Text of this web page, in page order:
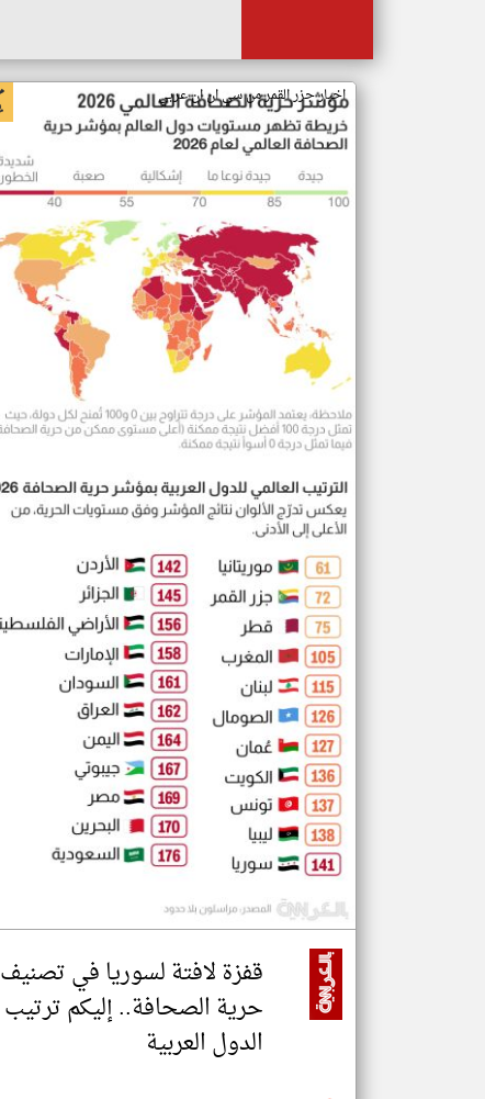
اخبار جزر القمر من سي ان ان عربي
قفزة لافتة لسوريا في تصنيف
حرية الصحافة.. إليكم ترتيب
الدول العربية